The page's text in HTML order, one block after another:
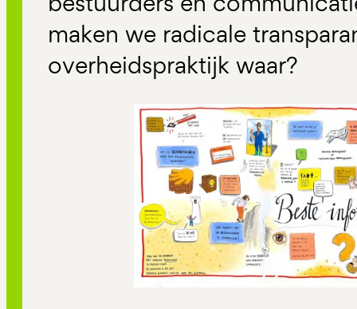
maken we radicale
overheidspraktijk waar?